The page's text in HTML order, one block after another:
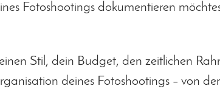
Fotoshootings dokumentieren
Stil, dein Budget, den zeitlichen
deines Fotoshootings – von